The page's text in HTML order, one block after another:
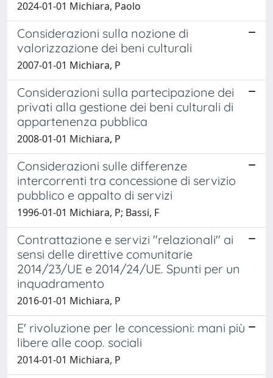
2024-01-01 Michiara, Paolo
Considerazioni sulla nozione di
valorizzazione dei beni culturali
2007-01-01 Michiara, P
Considerazioni sulla partecipazione dei
privati alla gestione dei beni culturali di
appartenenza pubblica
2008-01-01 Michiara, P
Considerazioni sulle differenze
intercorrenti tra concessione di servizio
pubblico e appalto di servizi
1996-01-01 Michiara, P; Bassi, F
Contrattazione e servizi "relazionali" ai
sensi delle direttive comunitarie
2014/23/UE e 2014/24/UE. Spunti per un
inquadramento
2016-01-01 Michiara, P
E' rivoluzione per le concessioni: mani più
libere alle coop. sociali
2014-01-01 Michiara, P